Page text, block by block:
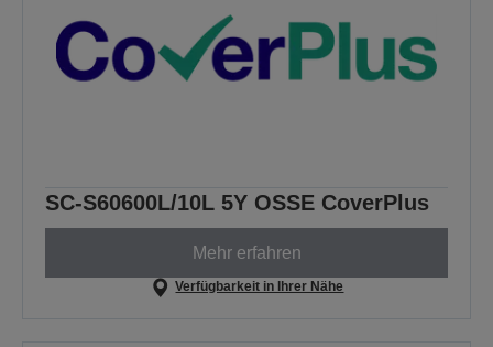
SC-S60600L/10L 5Y OSSE CoverPlus
Mehr erfahren
Verfügbarkeit in Ihrer Nähe